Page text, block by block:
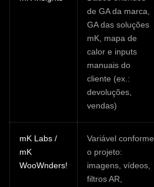
de GA da marca,
GA das soluções
mK, mapa de
calor e inputs
manuais do
cliente (ex.:
devoluções,
vendas)
mK Labs /
mK
WooWnders!
Variável conforme
o projeto:
imagens, vídeos,
filtros AR,